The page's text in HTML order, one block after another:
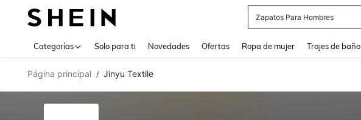
Zapatos Para Hombres
Categorías Solo para ti Novedades Ofertas Ropa de mujer Trajes de baño
Página principal / Jinyu Textile